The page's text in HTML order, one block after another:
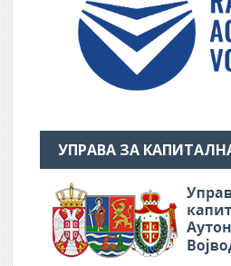
УПРАВА ЗА